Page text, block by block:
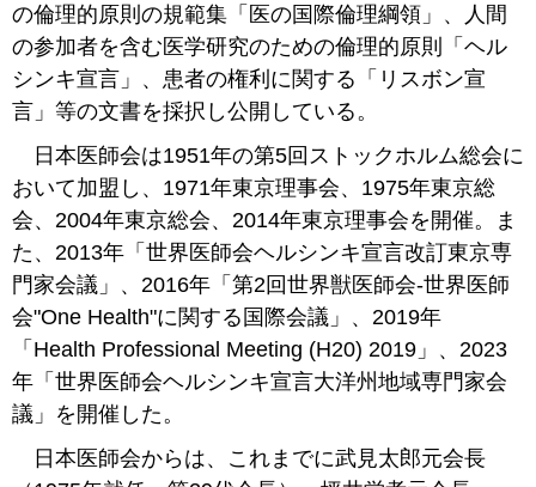
の倫理的原則の規範集「医の国際倫理綱領」、人間
の参加者を含む医学研究のための倫理的原則「ヘル
シンキ宣言」、患者の権利に関する「リスボン宣
言」等の文書を採択し公開している。
日本医師会は1951年の第5回ストックホルム総会に
おいて加盟し、1971年東京理事会、1975年東京総
会、2004年東京総会、2014年東京理事会を開催。ま
た、2013年「世界医師会ヘルシンキ宣言改訂東京専
門家会議」、2016年「第2回世界獣医師会‐世界医師
会"One Health"に関する国際会議」、2019年
「Health Professional Meeting (H20) 2019」、2023
年「世界医師会ヘルシンキ宣言大洋州地域専門家会
議」を開催した。
日本医師会からは、これまでに武見太郎元会長